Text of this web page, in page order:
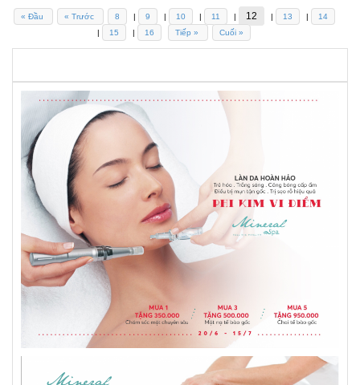
« Đầu « Trước 8 | 9 | 10 | 11 | 12 | 13 |
14
|
15 | 16 Tiếp » Cuối »